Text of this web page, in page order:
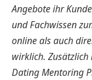
Angebote ihr
und Fachwissen
online als auch
wirklich.
Dating Mentoring